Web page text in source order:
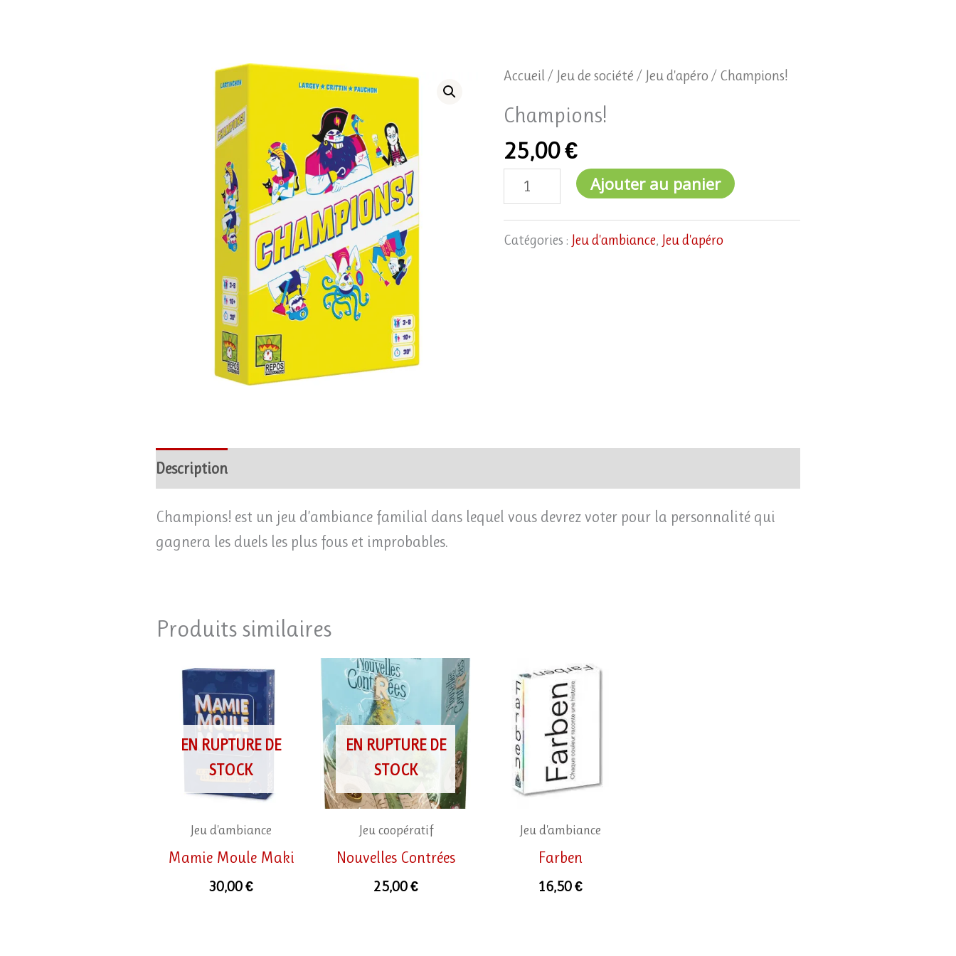
Accueil/ Jeu de société / Jeu d'apéro / Champions!
Champions!
25,00€
quantité
Champions!
Ajouter au panier
Catégories : Jeu d'ambiance, Jeu d'apéro
Description
Champions! est un jeu d’ambiance familial dans lequel vous devrez voter pour la personnalité qui
gagnera les duels les plus fous et improbables.
Produits similaires
EN RUPTURE DE
STOCK
Jeu d'ambiance
Mamie Moule Maki
30,00€
EN RUPTURE DE
STOCK
Jeu coopératif
Nouvelles Contrées
25,00€
Jeu d'ambiance
Farben
16,50€